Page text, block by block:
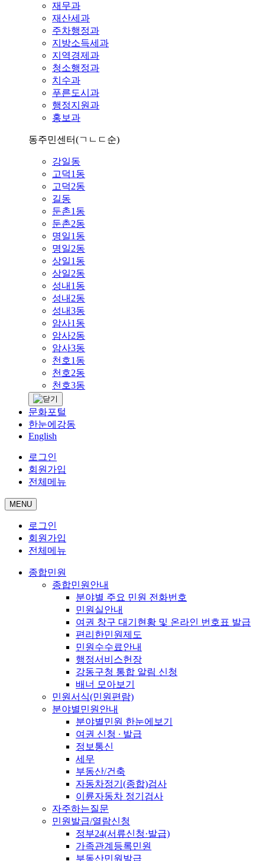
재무과
재산세과
주차행정과
지방소득세과
지역경제과
청소행정과
치수과
푸른도시과
행정지원과
홍보과
동주민센터(ㄱㄴㄷ순)
강일동
고덕1동
고덕2동
길동
둔촌1동
둔촌2동
명일1동
명일2동
상일1동
상일2동
성내1동
성내2동
성내3동
암사1동
암사2동
암사3동
천호1동
천호2동
천호3동
문화포털
한눈에강동
English
로그인
회원가입
전체메뉴
MENU
로그인
회원가입
전체메뉴
종합민원
종합민원안내
분야별 주요 민원 전화번호
민원실안내
여권 창구 대기현황 및 온라인 번호표 발급
편리한민원제도
민원수수료안내
행정서비스헌장
강동구청 통합 알림 신청
배너 모아보기
민원서식(민원편람)
분야별민원안내
분야별민원 한눈에보기
여권 신청 ∙ 발급
정보통신
세무
부동산/건축
자동차정기(종합)검사
이륜자동차 정기검사
자주하는질문
민원발급/열람신청
정부24(서류신청·발급)
가족관계등록민원
부동산민원발급